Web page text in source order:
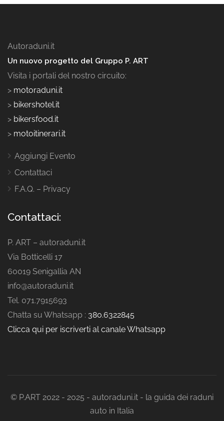
Autoraduni.it
Un nuovo progetto del Gruppo P. ART
Visita i portali del nostro circuito:
> motoraduni.it
> bikershotel.it
> bikersfood.it
> motoitinerari.it
Aggiungi Evento
Contattaci
F.A.Q. – Privacy
Contattaci:
P. ART – autoraduni.it
Via Botticelli 17
60019 Senigallia AN
info@autoraduni.it
Tel. 071.7915693
Chatta su Whatsapp : 380.6322845
Clicca qui per iscriverti al canale Whatsapp
© P.ART 2022 - 2025 - autoraduni.it - la guida dei raduni
auto in Italia